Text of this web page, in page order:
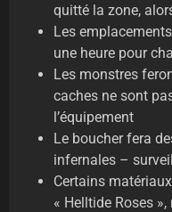
quitté la zone,
Les
une heure pour
Les monstres
caches ne sont
l’équipement
Le boucher fera
infernales –
Certains
« Helltide Roses